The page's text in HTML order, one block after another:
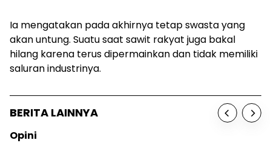
Ia mengatakan pada akhirnya tetap swasta yang
akan untung. Suatu saat sawit rakyat juga bakal
hilang karena terus dipermainkan dan tidak memiliki
saluran industrinya.
BERITA LAINNYA
Opini